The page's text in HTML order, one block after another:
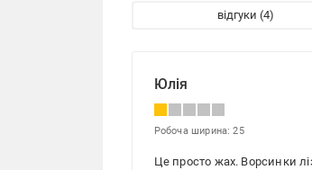
відгуки
Юлія
Робоча ширина: 25
Це просто жах. Ворсинки